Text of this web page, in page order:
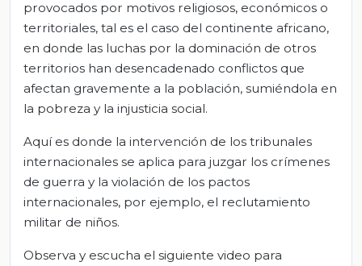
provocados por motivos religiosos, económicos o
territoriales, tal es el caso del continente africano,
en donde las luchas por la dominación de otros
territorios han desencadenado conflictos que
afectan gravemente a la población, sumiéndola en
la pobreza y la injusticia social.
Aquí es donde la intervención de los tribunales
internacionales se aplica para juzgar los crímenes
de guerra y la violación de los pactos
internacionales, por ejemplo, el reclutamiento
militar de niños.
Observa y escucha el siguiente video para